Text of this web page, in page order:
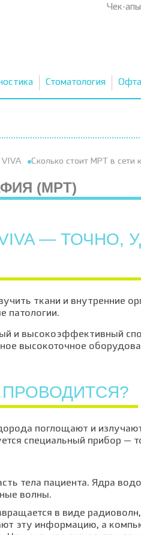
Чек-
Стоматология
Сколько стоит МРТ в сети
(МРТ)
— ТОЧНО,
ткани и внутренние
патологии.
и высокоэффективный
высокоточное
поглощают и
специальный прибор —
тела пациента. Ядра
волны.
в виде
эту информацию, а